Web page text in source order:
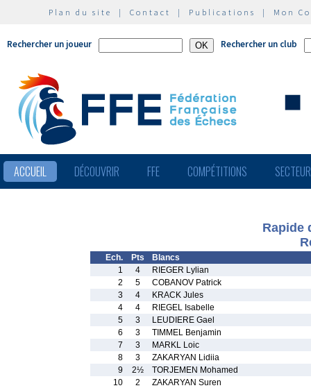
Plan du site | Contact | Publications | Mon
Rechercher un joueur Rechercher un club
ACCUEIL DÉCOUVRIR FFE COMPÉTITIONS
Rapide
Ech. Pts
Blancs
1
4
RIEGER Lylian
2
5
COBANOV Patrick
3
4
KRACK Jules
4
4
RIEGEL Isabelle
5
3
LEUDIERE Gael
6
3
TIMMEL Benjamin
7
3
MARKL Loic
8
3
ZAKARYAN Lidiia
9
2½
TORJEMEN Mohamed
10
2
ZAKARYAN Suren